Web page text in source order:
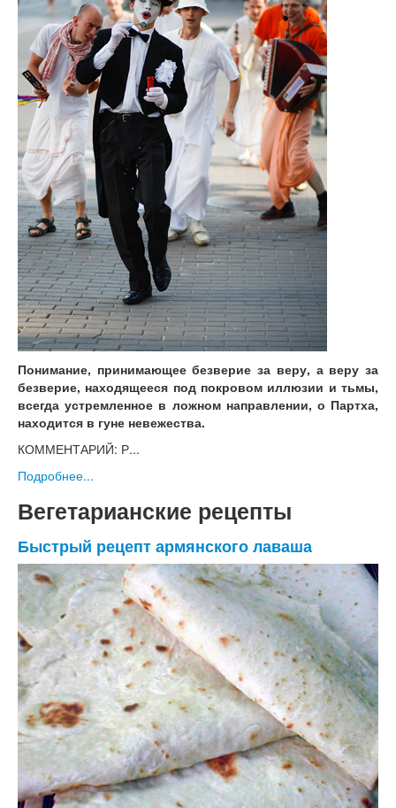
Понимание, принимающее безверие за веру, а веру за
безверие, находящееся под покровом иллюзии и тьмы,
всегда устремленное в ложном направлении, о Партха,
находится в гуне невежества.
КОММЕНТАРИЙ: Р...
Подробнее...
Вегетарианские рецепты
Быстрый рецепт армянского лаваша